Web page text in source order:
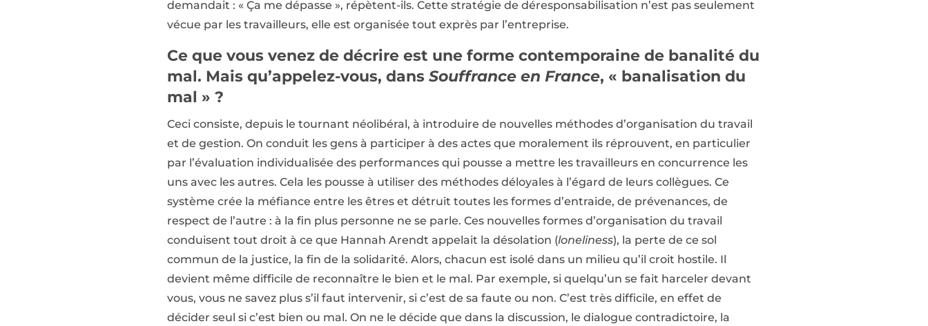
demandait : « Ça me dépasse », répètent-ils. Cette stratégie de déresponsabilisation n’est pas seulement
vécue par les travailleurs, elle est organisée tout exprès par l’entreprise.
Ce que vous venez de décrire est une forme contemporaine de banalité du
mal. Mais qu’appelez-vous, dans Souffrance en France, « banalisation du
mal » ?
Ceci consiste, depuis le tournant néolibéral, à introduire de nouvelles méthodes d’organisation du travail
et de gestion. On conduit les gens à participer à des actes que moralement ils réprouvent, en particulier
par l’évaluation individualisée des performances qui pousse a mettre les travailleurs en concurrence les
uns avec les autres. Cela les pousse à utiliser des méthodes déloyales à l’égard de leurs collègues. Ce
système crée la méfiance entre les êtres et détruit toutes les formes d’entraide, de prévenances, de
respect de l’autre : à la fin plus personne ne se parle. Ces nouvelles formes d’organisation du travail
conduisent tout droit à ce que Hannah Arendt appelait la désolation (loneliness), la perte de ce sol
commun de la justice, la fin de la solidarité. Alors, chacun est isolé dans un milieu qu’il croit hostile. Il
devient même difficile de reconnaître le bien et le mal. Par exemple, si quelqu’un se fait harceler devant
vous, vous ne savez plus s’il faut intervenir, si c’est de sa faute ou non. C’est très difficile, en effet de
décider seul si c’est bien ou mal. On ne le décide que dans la discussion, le dialogue contradictoire, la